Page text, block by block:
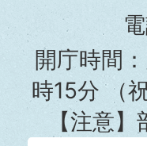
開庁時間
時15分（
【注意